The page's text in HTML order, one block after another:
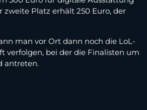
zweite Platz erhält 250 Euro, der
man vor Ort dann noch die LoL-
verfolgen, bei der die Finalisten um
antreten.